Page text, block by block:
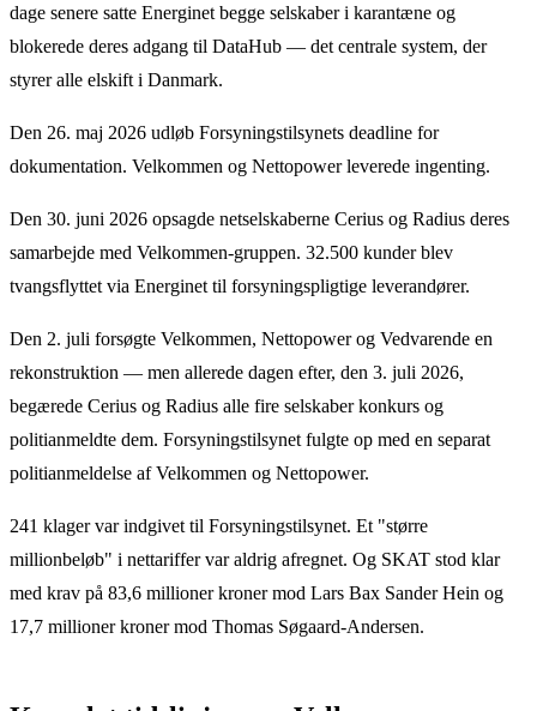
dage senere satte Energinet begge selskaber i karantæne og
blokerede deres adgang til DataHub — det centrale system, der
styrer alle elskift i Danmark.
Den 26. maj 2026 udløb Forsyningstilsynets deadline for
dokumentation. Velkommen og Nettopower leverede ingenting.
Den 30. juni 2026 opsagde netselskaberne Cerius og Radius deres
samarbejde med Velkommen-gruppen. 32.500 kunder blev
tvangsflyttet via Energinet til forsyningspligtige leverandører.
Den 2. juli forsøgte Velkommen, Nettopower og Vedvarende en
rekonstruktion — men allerede dagen efter, den 3. juli 2026,
begærede Cerius og Radius alle fire selskaber konkurs og
politianmeldte dem. Forsyningstilsynet fulgte op med en separat
politianmeldelse af Velkommen og Nettopower.
241 klager var indgivet til Forsyningstilsynet. Et "større
millionbeløb" i nettariffer var aldrig afregnet. Og SKAT stod klar
med krav på 83,6 millioner kroner mod Lars Bax Sander Hein og
17,7 millioner kroner mod Thomas Søgaard-Andersen.